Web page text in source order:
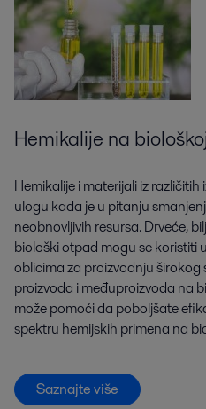
Hemikalije na
Hemikalije i materijali iz
ulogu kada je u pitanju
neobnovljivih resursa. Drveće,
biološki otpad mogu se koristiti
oblicima za proizvodnju
proizvoda i međuproizvoda na
može pomoći da poboljšate
spektru hemijskih primena na
Saznajte više